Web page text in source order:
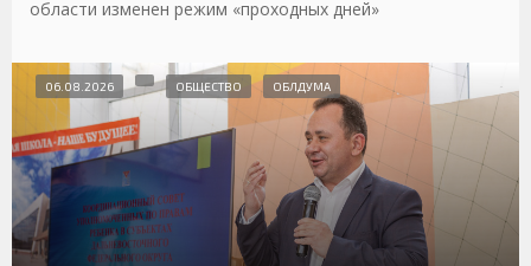
области изменен режим «проходных дней»
06.08.2026 ОБЩЕСТВО ОБЛДУМА